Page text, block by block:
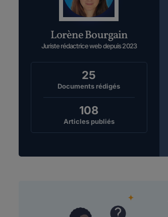
Lorène Bourgain
Juriste rédactrice web depuis 2023
25
Documents rédigés
108
Articles publiés